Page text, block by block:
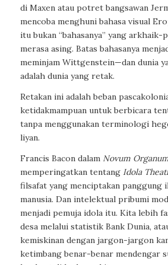
di Maxen atau potret bangsawan
mencoba menghuni bahasa visual
itu bukan “bahasanya” yang
merasa asing. Batas bahasanya
meminjam Wittgenstein—dan dunia
adalah dunia yang retak.
Retakan ini adalah beban
ketidakmampuan untuk berbicara
tanpa menggunakan terminologi
liyan.
Francis Bacon dalam Novum
memperingatkan tentang Idola
filsafat yang menciptakan panggung
manusia. Dan intelektual pribumi
menjadi pemuja idola itu. Kita lebih
desa melalui statistik Bank Dunia,
kemiskinan dengan jargon-jargon
ketimbang benar-benar mendengar